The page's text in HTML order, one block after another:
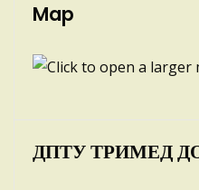
Map
ДПТУ ТРИМЕД